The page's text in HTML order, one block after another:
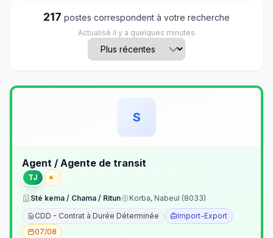
217 postes correspondent à votre recherche
Actualisé il y a quelques minutes
S
Agent / Agente de transit
TJ
Sté kema / Chama / Ritun
Korba, Nabeul (8033)
CDD - Contrat à Durée Déterminée
Import-Export
07/08